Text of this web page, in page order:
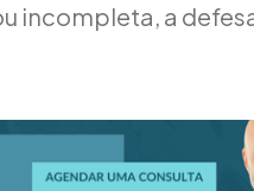
incompleta, a